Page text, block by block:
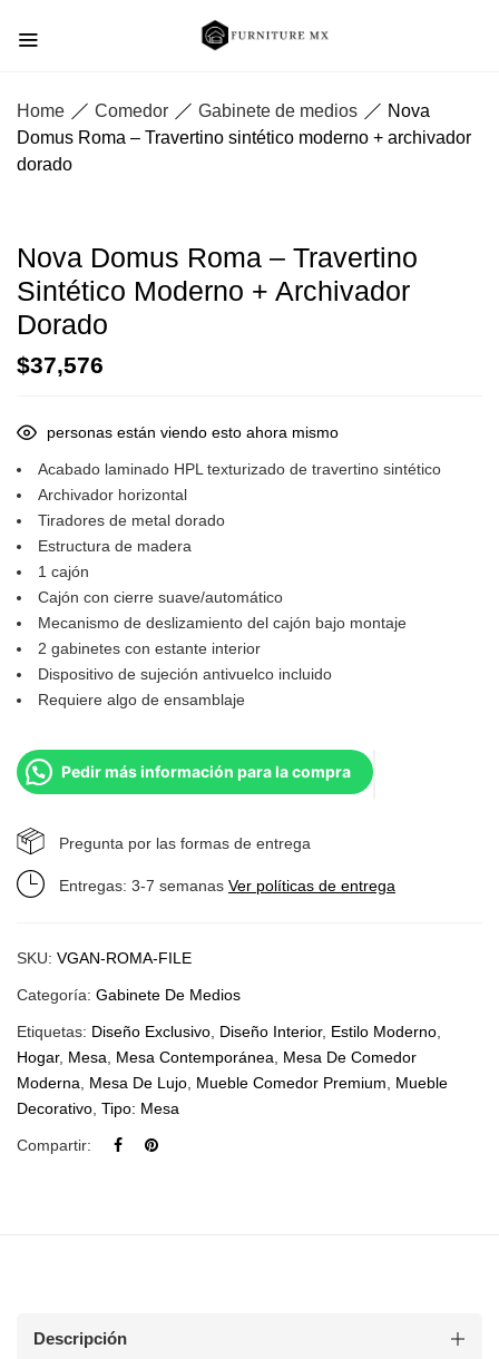
Home Comedor Gabinete de medios
Nova
Domus Roma – Travertino sintético moderno + archivador
dorado
Nova Domus Roma – Travertino
Sintético Moderno + Archivador
Dorado
$37,576
personas están viendo esto ahora mismo
Acabado laminado HPL texturizado de travertino sintético
Archivador horizontal
Tiradores de metal dorado
Estructura de madera
1 cajón
Cajón con cierre suave/automático
Mecanismo de deslizamiento del cajón bajo montaje
2 gabinetes con estante interior
Dispositivo de sujeción antivuelco incluido
Requiere algo de ensamblaje
Pedir más información para la compra
Pregunta por las formas de entrega
Entregas: 3-7 semanas Ver políticas de entrega
SKU: VGAN-ROMA-FILE
Categoría: Gabinete De Medios
Etiquetas: Diseño Exclusivo Diseño Interior, Estilo Moderno
Hogar, Mesa Mesa Contemporánea
Mesa De Comedor
Moderna
Mesa De Lujo Mueble Comedor Premium
Mueble
Decorativo Tipo: Mesa
Compartir:
Descripción